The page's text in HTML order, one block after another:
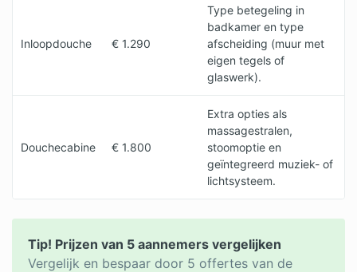
Inloopdouche € 1.290
Type betegeling in
badkamer en type
afscheiding (muur met
eigen tegels of
glaswerk).
Douchecabine € 1.800
Extra opties als
massagestralen,
stoomoptie en
geïntegreerd muziek- of
lichtsysteem.
Tip! Prijzen van 5 aannemers vergelijken
Vergelijk en bespaar door 5 offertes van de